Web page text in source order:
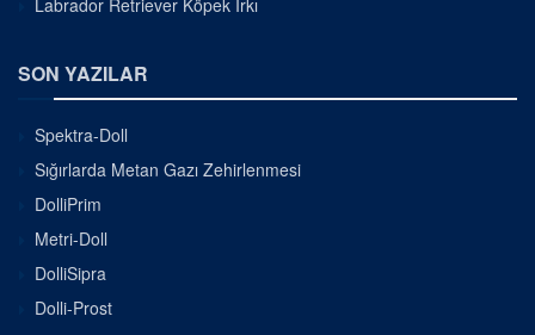
Labrador Retriever Köpek Irkı
SON YAZILAR
Spektra-Doll
Sığırlarda Metan Gazı Zehirlenmesi
DolliPrim
Metri-Doll
DolliSipra
Dolli-Prost